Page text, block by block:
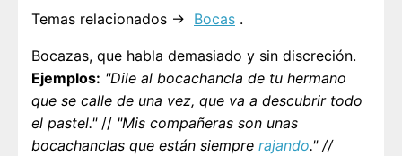
Temas relacionados → Bocas .
Bocazas, que habla demasiado y sin discreción.
Ejemplos: "Dile al bocachancla de tu hermano
que se calle de una vez, que va a descubrir todo
el pastel."// "Mis compañeras son unas
bocachanclas que están siempre rajando." //